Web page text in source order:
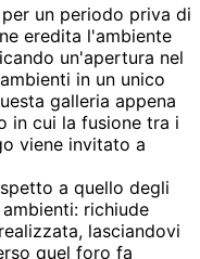
un periodo priva di
eredita l'ambiente
un'apertura nel
in un unico
galleria appena
in cui la fusione tra i
viene invitato a
a quello degli
richiude
lasciandovi
quel foro fa